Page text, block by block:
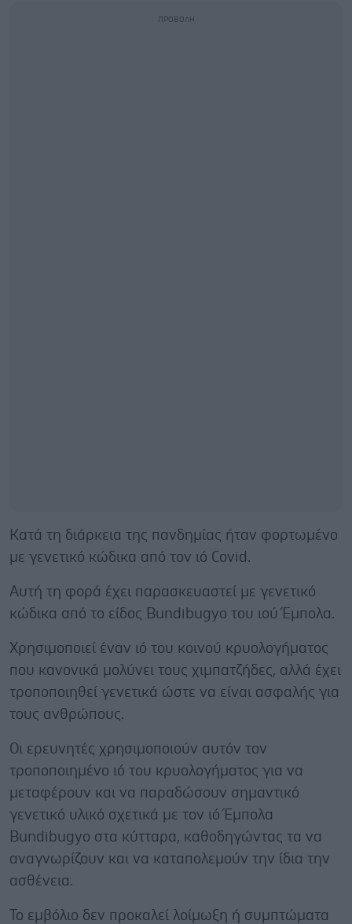
Κατά τη διάρκεια της πανδημίας ήταν φορτωμένο
με γενετικό κώδικα από τον ιό Covid.
Αυτή τη φορά έχει παρασκευαστεί με γενετικό
κώδικα από το είδος Bundibugyo του ιού Έμπολα.
Χρησιμοποιεί έναν ιό του κοινού κρυολογήματος
που κανονικά μολύνει τους χιμπατζήδες, αλλά έχει
τροποποιηθεί γενετικά ώστε να είναι ασφαλής για
τους ανθρώπους.
Οι ερευνητές χρησιμοποιούν αυτόν τον
τροποποιημένο ιό του κρυολογήματος για να
μεταφέρουν και να παραδώσουν σημαντικό
γενετικό υλικό σχετικά με τον ιό Έμπολα
Bundibugyo στα κύτταρα, καθοδηγώντας τα να
αναγνωρίζουν και να καταπολεμούν την ίδια την
ασθένεια.
Το εμβόλιο δεν προκαλεί λοίμωξη ή συμπτώματα